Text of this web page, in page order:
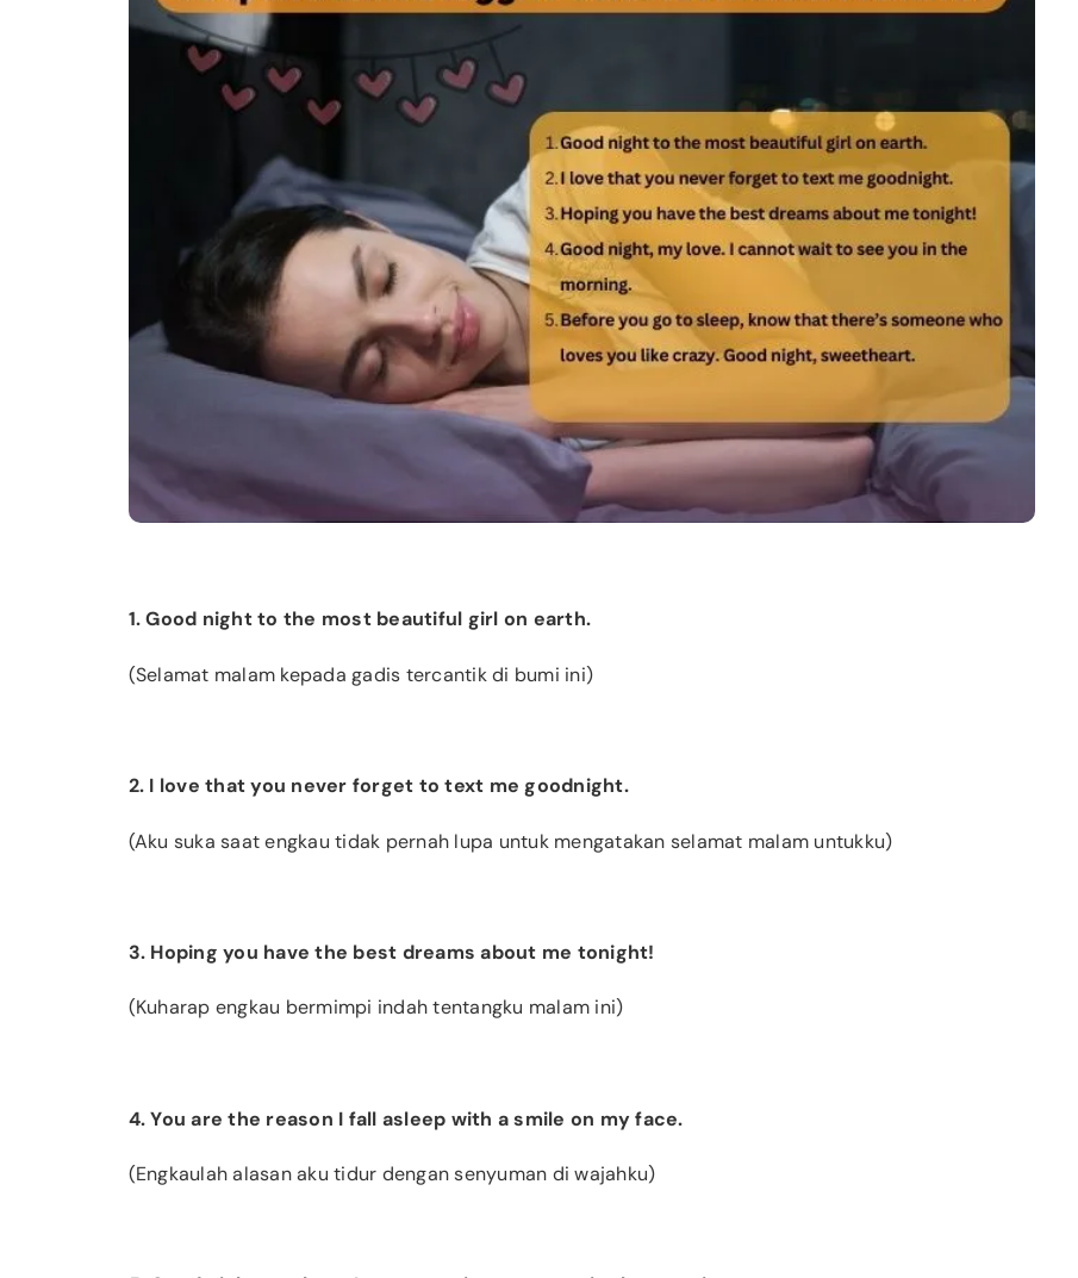
1. Good night to the most beautiful girl on earth.
(Selamat malam kepada gadis tercantik di bumi ini)
2. I love that you never forget to text me goodnight.
(Aku suka saat engkau tidak pernah lupa untuk mengatakan selamat malam untukku)
3. Hoping you have the best dreams about me tonight!
(Kuharap engkau bermimpi indah tentangku malam ini)
4. You are the reason I fall asleep with a smile on my face.
(Engkaulah alasan aku tidur dengan senyuman di wajahku)